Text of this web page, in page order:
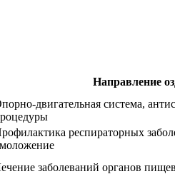
Направление
двигательная система,
респираторных
заболеваний органов